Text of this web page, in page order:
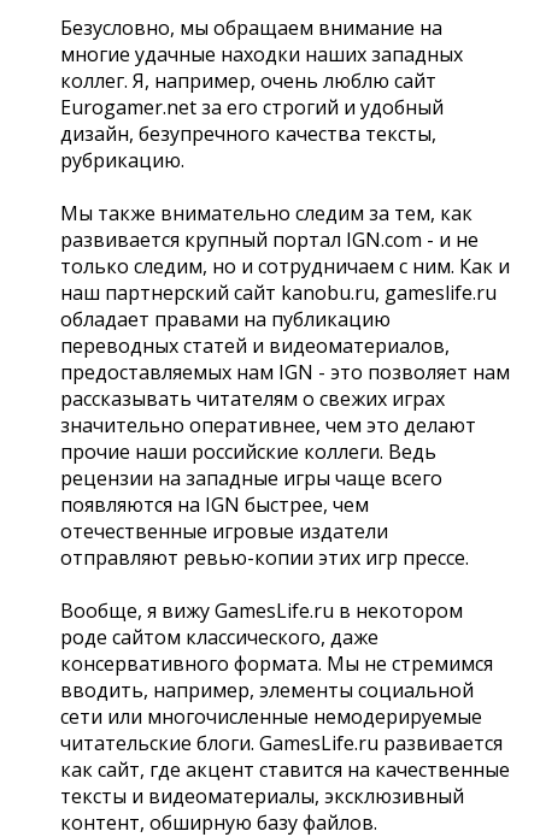
Безусловно, мы обращаем внимание на
многие удачные находки наших западных
коллег. Я, например, очень люблю сайт
Eurogamer.net за его строгий и удобный
дизайн, безупречного качества тексты,
рубрикацию.
Мы также внимательно следим за тем, как
развивается крупный портал IGN.com - и не
только следим, но и сотрудничаем с ним. Как и
наш партнерский сайт kanobu.ru, gameslife.ru
обладает правами на публикацию
переводных статей и видеоматериалов,
предоставляемых нам IGN - это позволяет нам
рассказывать читателям о свежих играх
значительно оперативнее, чем это делают
прочие наши российские коллеги. Ведь
рецензии на западные игры чаще всего
появляются на IGN быстрее, чем
отечественные игровые издатели
отправляют ревью-копии этих игр прессе.
Вообще, я вижу GamesLife.ru в некотором
роде сайтом классического, даже
консервативного формата. Мы не стремимся
вводить, например, элементы социальной
сети или многочисленные немодерируемые
читательские блоги. GamesLife.ru развивается
как сайт, где акцент ставится на качественные
тексты и видеоматериалы, эксклюзивный
контент, обширную базу файлов.